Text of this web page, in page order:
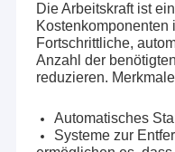
Die Arbeitskraft ist
Kostenkomponenten
Fortschrittliche,
Anzahl der
reduzieren.
Automatisches
Systeme zur